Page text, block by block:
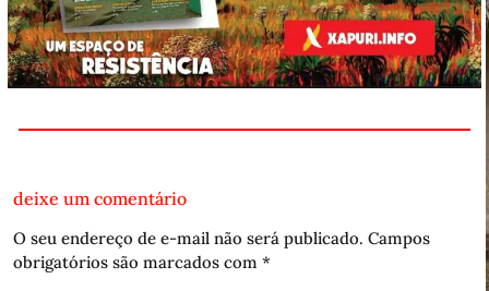
deixe um comentário
O seu endereço de e-mail não será publicado. Campos
obrigatórios são marcados com *